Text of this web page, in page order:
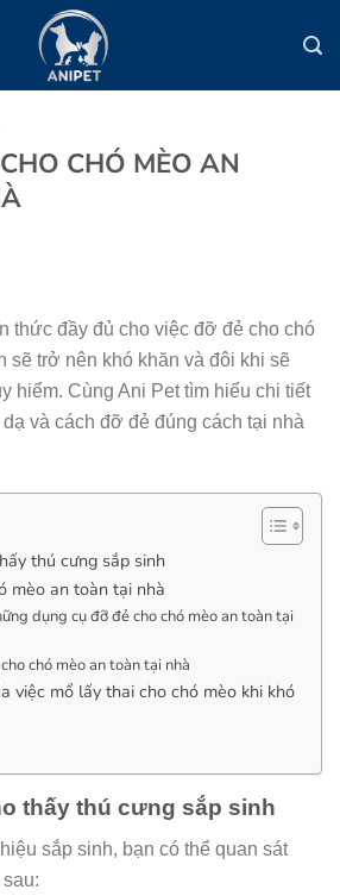
CHÓ MÈO AN
thức đầy đủ cho việc đỡ đẻ cho chó
sẽ trở nên khó khăn và đôi khi sẽ
hiểm. Cùng Ani Pet tìm hiểu chi tiết
và cách đỡ đẻ đúng cách tại nhà
thú cưng sắp sinh
mèo an toàn tại nhà
dụng cụ đỡ đẻ cho chó mèo an toàn tại
chó mèo an toàn tại nhà
việc mổ lấy thai cho chó mèo khi khó
thấy thú cưng sắp sinh
sắp sinh, bạn có thể quan sát